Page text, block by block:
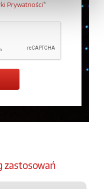
Prywatności*
zastosowań